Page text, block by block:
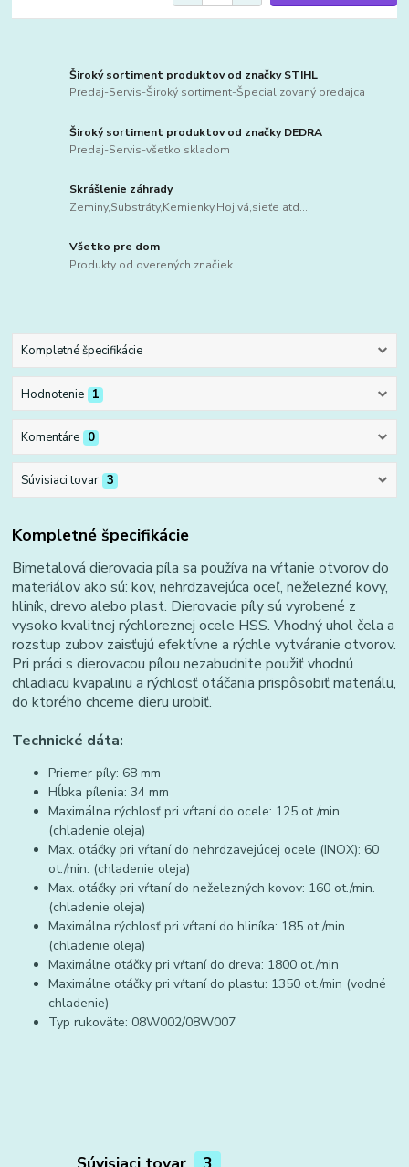
Široký sortiment produktov od značky STIHL
Predaj-Servis-Široký sortiment-Špecializovaný predajca
Široký sortiment produktov od značky DEDRA
Predaj-Servis-všetko skladom
Skrášlenie záhrady
Zeminy,Substráty,Kemienky,Hojivá,sieťe atd...
Všetko pre dom
Produkty od overených značiek
Kompletné špecifikácie
Hodnotenie 1
Komentáre 0
Súvisiaci tovar 3
Kompletné špecifikácie
Bimetalová dierovacia píla sa používa na vŕtanie otvorov do
materiálov ako sú: kov, nehrdzavejúca oceľ, neželezné kovy,
hliník, drevo alebo plast. Dierovacie píly sú vyrobené z
vysoko kvalitnej rýchloreznej ocele HSS. Vhodný uhol čela a
rozstup zubov zaisťujú efektívne a rýchle vytváranie otvorov.
Pri práci s dierovacou pílou nezabudnite použiť vhodnú
chladiacu kvapalinu a rýchlosť otáčania prispôsobiť materiálu,
do ktorého chceme dieru urobiť.
Technické dáta:
Priemer píly: 68 mm
Hĺbka pílenia: 34 mm
Maximálna rýchlosť pri vŕtaní do ocele: 125 ot./min
(chladenie oleja)
Max. otáčky pri vŕtaní do nehrdzavejúcej ocele (INOX): 60
ot./min. (chladenie oleja)
Max. otáčky pri vŕtaní do neželezných kovov: 160 ot./min.
(chladenie oleja)
Maximálna rýchlosť pri vŕtaní do hliníka: 185 ot./min
(chladenie oleja)
Maximálne otáčky pri vŕtaní do dreva: 1800 ot./min
Maximálne otáčky pri vŕtaní do plastu: 1350 ot./min (vodné
chladenie)
Typ rukoväte: 08W002/08W007